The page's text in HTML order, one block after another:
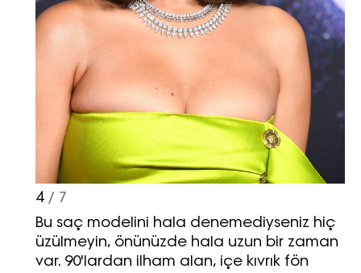
Haftalık E-Bülten
Moda dünyasında neler oluyor? Yeni
fikirler, öne çıkan koleksiyonlar, en
vogue trendler, ünlülerden güzelllik
sırları ve en popüler partilerden
haberdar olmak için haftalık e-
bültenimize kaydolun.
4/ 7
Bu saç modelini hala denemediyseniz hiç
üzülmeyin, önünüzde hala uzun bir zaman
var. 90'lardan ilham alan, içe kıvrık fön